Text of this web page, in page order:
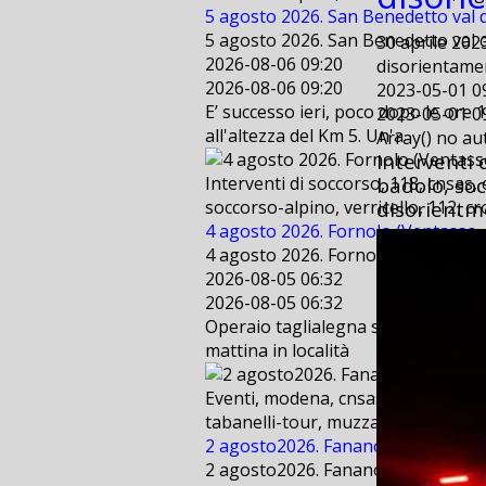
5 agosto 2026. San Benedetto val
5 agosto 2026. San Benedetto val
2026-08-06 09:20
2026-08-06 09:20
E’ successo ieri, poco dopo le
all'altezza del Km 5. Un'a
Interventi di soccorso, 118,
soccorso-alpino, verricello, 112,
4 agosto 2026. Fornolo (Ventasso
4 agosto 2026. Fornolo (Ventasso
2026-08-05 06:32
2026-08-05 06:32
Operaio taglialegna scivola per
mattina in località
Eventi, modena, cnsas, bologna,
tabanelli-tour, muzzarelli,
2 agosto2026. Fanano (MO) .
2 agosto2026. Fanano (MO) .
30 aprile
2023-05-01
2023-05-01
Array() no
Interventi
badolo,